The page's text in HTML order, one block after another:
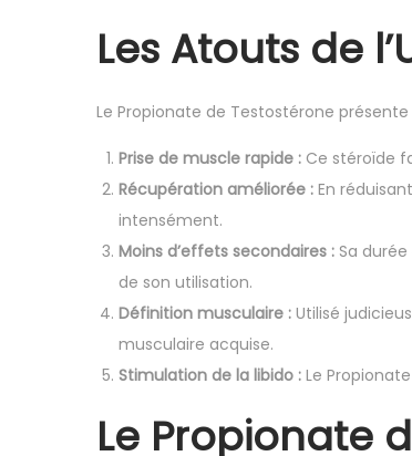
Les Atouts de
Le Propionate de Testostérone
Prise de muscle rapide : Ce stéroïde
Récupération améliorée : En
intensément.
Moins d’effets secondaires : Sa
de son utilisation.
Définition musculaire : Utilisé
musculaire acquise.
Stimulation de la libido : Le
Le Propionate